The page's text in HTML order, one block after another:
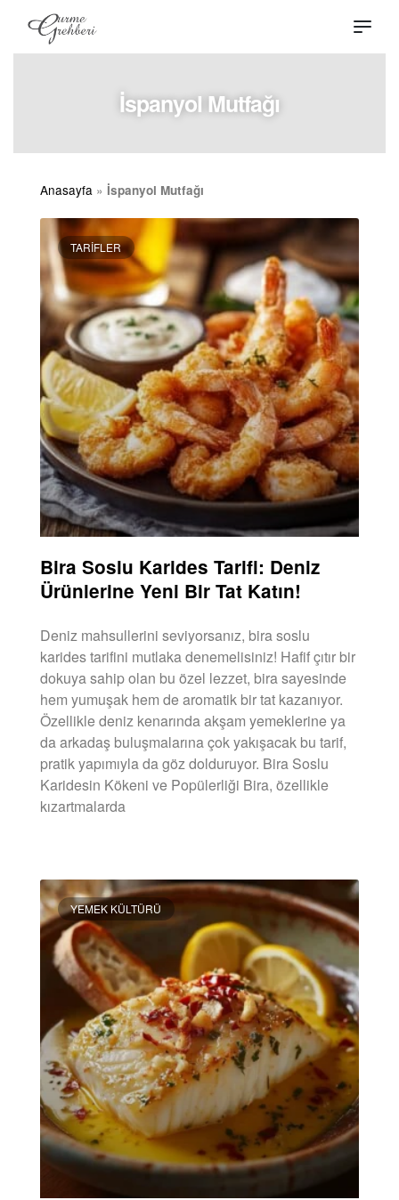
İspanyol Mutfağı
Anasayfa » İspanyol Mutfağı
TARIFLER
Bira Soslu Karides Tarifi: Deniz
Ürünlerine Yeni Bir Tat Katın!
Deniz mahsullerini seviyorsanız, bira soslu
karides tarifini mutlaka denemelisiniz! Hafif çıtır bir
dokuya sahip olan bu özel lezzet, bira sayesinde
hem yumuşak hem de aromatik bir tat kazanıyor.
Özellikle deniz kenarında akşam yemeklerine ya
da arkadaş buluşmalarına çok yakışacak bu tarif,
pratik yapımıyla da göz dolduruyor. Bira Soslu
Karidesin Kökeni ve Popülerliği Bira, özellikle
kızartmalarda
YEMEK KÜLTÜRÜ